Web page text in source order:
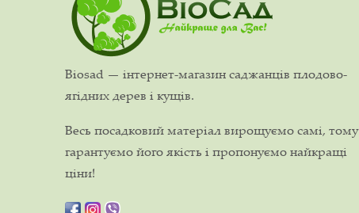
Biosad — інтернет-магазин саджанців плодово-
ягідних дерев і кущів.
Весь посадковий матеріал вирощуємо самі, тому
гарантуємо його якість і пропонуємо найкращі
ціни!